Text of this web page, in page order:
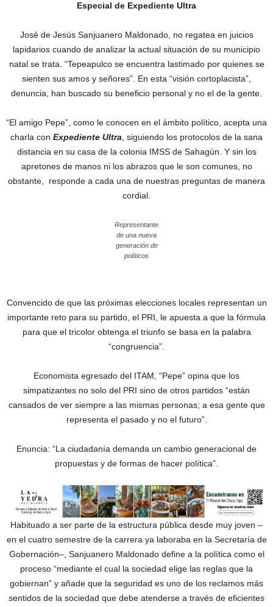
Especial de Expediente Ultra
José de Jesús Sanjuanero Maldonado, no regatea en juicios
lapidarios cuando de analizar la actual situación de su municipio
natal se trata. “Tepeapulco se encuentra lastimado por quienes se
sienten sus amos y señores”. En esta “visión cortoplacista”,
denuncia, han buscado su beneficio personal y no el de la gente.
“El amigo Pepe”, como le conocen en el ámbito político, acepta una
charla con Expediente Ultra , siguiendo los protocolos de la sana
distancia en su casa de la colonia IMSS de Sahagún. Y sin los
apretones de manos ni los abrazos que le son comunes, no
obstante, responde a cada una de nuestras preguntas de manera
cordial.
Representante
de una nueva
generación de
políticos
Convencido de que las próximas elecciones locales representan un
importante reto para su partido, el PRI, le apuesta a que la fórmula
para que el tricolor obtenga el triunfo se basa en la palabra
“congruencia”.
Economista egresado del ITAM, “Pepe” opina que los
simpatizantes no solo del PRI sino de otros partidos “están
cansados de ver siempre a las mismas personas; a esa gente que
representa el pasado y no el futuro”.
Enuncia: “La ciudadanía demanda un cambio generacional de
propuestas y de formas de hacer política”.
Habituado a ser parte de la estructura pública desde muy joven –
en el cuatro semestre de la carrera ya laboraba en la Secretaría de
Gobernación–, Sanjuanero Maldonado define a la política como el
proceso “mediante el cual la sociedad elige las reglas que la
gobiernan” y añade que la seguridad es uno de los reclamos más
sentidos de la sociedad que debe atenderse a través de eficientes